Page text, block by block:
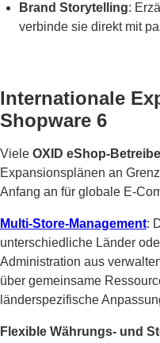
Brand Storytelling:
verbinde sie direkt mit
Internationale
Shopware 6
Viele OXID eShop-
Expansionsplänen an
Anfang an für globale E-
Multi-Store-Management:
unterschiedliche Länder
Administration aus
über gemeinsame
länderspezifische
Flexible Währungs- und